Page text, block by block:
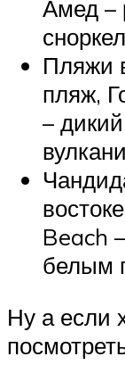
Амед –
Пляжи
пляж,
–
Beach
белым
Ну а если